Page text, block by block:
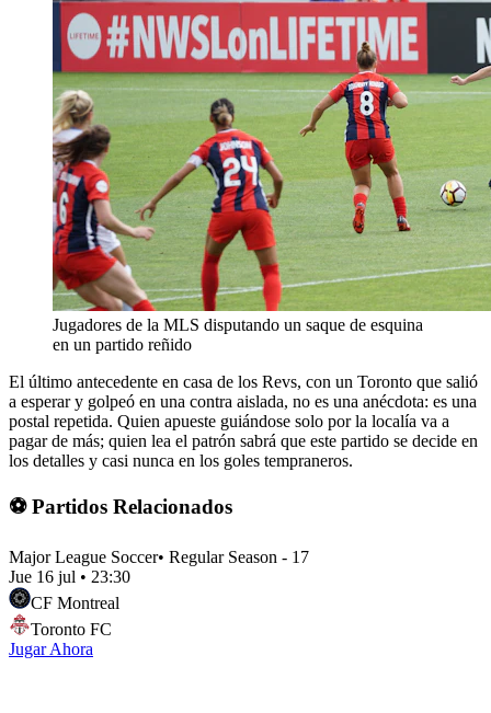
Jugadores de la MLS disputando un saque de esquina
en un partido reñido
El último antecedente en casa de los Revs, con un Toronto que salió
a esperar y golpeó en una contra aislada, no es una anécdota: es una
postal repetida. Quien apueste guiándose solo por la localía va a
pagar de más; quien lea el patrón sabrá que este partido se decide en
los detalles y casi nunca en los goles tempraneros.
⚽ Partidos Relacionados
Major League Soccer• Regular Season - 17
Jue 16 jul • 23:30
CF Montreal
Toronto FC
Jugar Ahora